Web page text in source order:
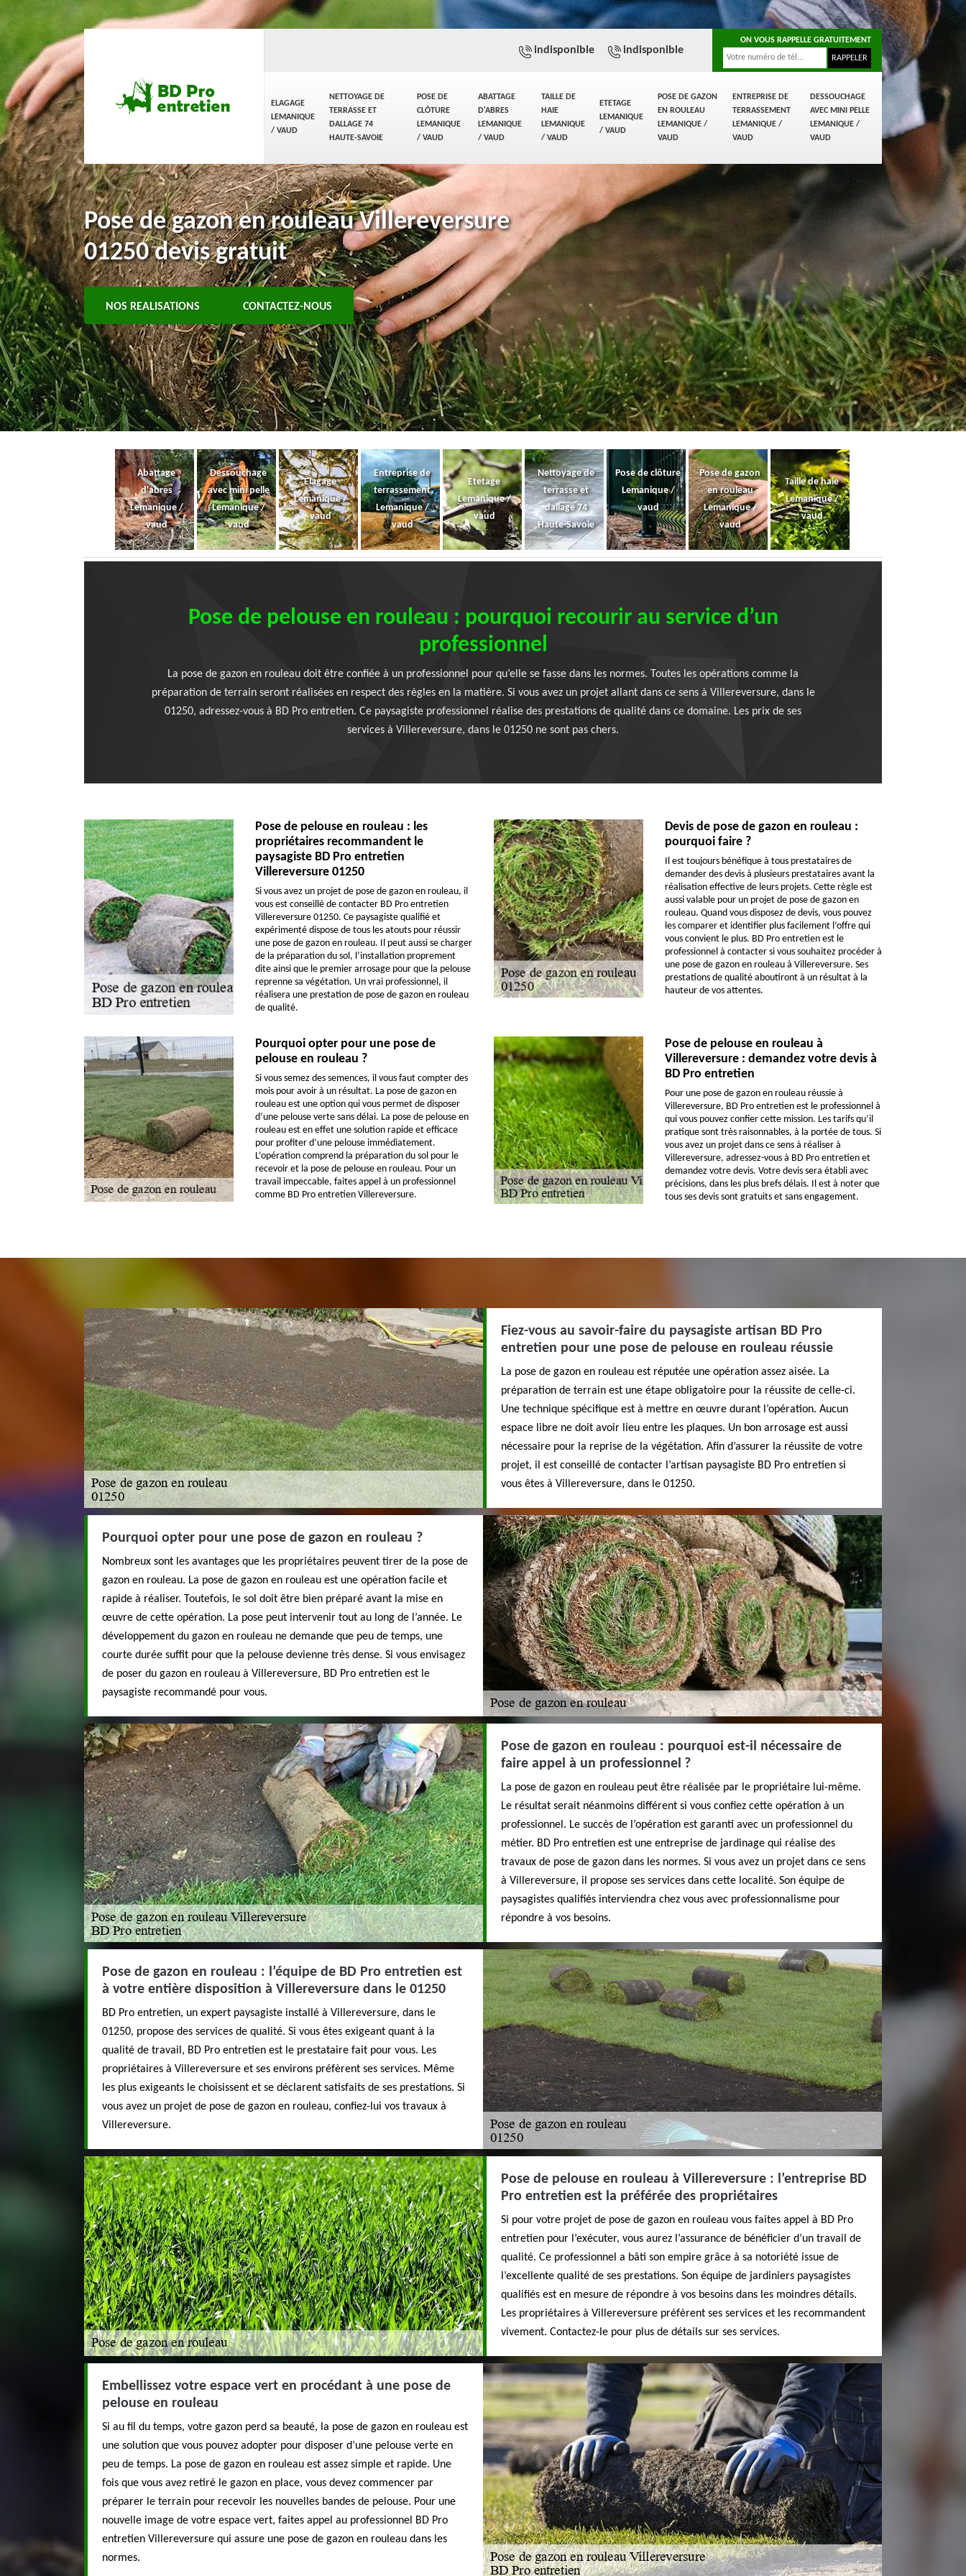
ELAGAGE
LEMANIQUE
/ VAUD
NETTOYAGE DE
TERRASSE ET
DALLAGE 74
HAUTE-SAVOIE
POSE DE
CLÔTURE
LEMANIQUE
/ VAUD
ABATTAGE
D'ABRES
LEMANIQUE
/ VAUD
TAILLE DE
HAIE
LEMANIQUE
/ VAUD
ETETAGE
LEMANIQUE
/ VAUD
POSE DE GAZON
EN ROULEAU
LEMANIQUE /
VAUD
ENTREPRISE DE
TERRASSEMENT
LEMANIQUE /
VAUD
DESSOUCHAGE
AVEC MINI PELLE
LEMANIQUE /
VAUD
indisponible indisponible
ON VOUS RAPPELLE GRATUITEMENT
Pose de gazon en rouleau Villereversure
01250 devis gratuit
NOS REALISATIONS CONTACTEZ-NOUS
Abattage
d'abres
Lemanique /
vaud
Dessouchage
avec mini pelle
Lemanique /
vaud
Elagage
Lemanique /
vaud
Entreprise de
terrassement
Lemanique /
vaud
Etetage
Lemanique /
vaud
Nettoyage de
terrasse et
dallage 74
Haute-Savoie
Pose de clôture
Lemanique /
vaud
Pose de gazon
en rouleau
Lemanique /
vaud
Taille de haie
Lemanique /
vaud
Pose de pelouse en rouleau : pourquoi recourir au service d’un
professionnel
La pose de gazon en rouleau doit être confiée à un professionnel pour qu’elle se fasse dans les normes. Toutes les opérations comme la
préparation de terrain seront réalisées en respect des règles en la matière. Si vous avez un projet allant dans ce sens à Villereversure, dans le
01250, adressez-vous à BD Pro entretien. Ce paysagiste professionnel réalise des prestations de qualité dans ce domaine. Les prix de ses
services à Villereversure, dans le 01250 ne sont pas chers.
Pose de pelouse en rouleau : les
propriétaires recommandent le
paysagiste BD Pro entretien
Villereversure 01250
Si vous avez un projet de pose de gazon en rouleau, il
vous est conseillé de contacter BD Pro entretien
Villereversure 01250. Ce paysagiste qualifié et
expérimenté dispose de tous les atouts pour réussir
une pose de gazon en rouleau. Il peut aussi se charger
de la préparation du sol, l’installation proprement
dite ainsi que le premier arrosage pour que la pelouse
reprenne sa végétation. Un vrai professionnel, il
réalisera une prestation de pose de gazon en rouleau
de qualité.
Devis de pose de gazon en rouleau :
pourquoi faire ?
Il est toujours bénéfique à tous prestataires de
demander des devis à plusieurs prestataires avant la
réalisation effective de leurs projets. Cette règle est
aussi valable pour un projet de pose de gazon en
rouleau. Quand vous disposez de devis, vous pouvez
les comparer et identifier plus facilement l’offre qui
vous convient le plus. BD Pro entretien est le
professionnel à contacter si vous souhaitez procéder à
une pose de gazon en rouleau à Villereversure. Ses
prestations de qualité aboutiront à un résultat à la
hauteur de vos attentes.
Pourquoi opter pour une pose de
pelouse en rouleau ?
Si vous semez des semences, il vous faut compter des
mois pour avoir à un résultat. La pose de gazon en
rouleau est une option qui vous permet de disposer
d’une pelouse verte sans délai. La pose de pelouse en
rouleau est en effet une solution rapide et efficace
pour profiter d’une pelouse immédiatement.
L’opération comprend la préparation du sol pour le
recevoir et la pose de pelouse en rouleau. Pour un
travail impeccable, faites appel à un professionnel
comme BD Pro entretien Villereversure.
Pose de pelouse en rouleau à
Villereversure : demandez votre devis à
BD Pro entretien
Pour une pose de gazon en rouleau réussie à
Villereversure, BD Pro entretien est le professionnel à
qui vous pouvez confier cette mission. Les tarifs qu’il
pratique sont très raisonnables, à la portée de tous. Si
vous avez un projet dans ce sens à réaliser à
Villereversure, adressez-vous à BD Pro entretien et
demandez votre devis. Votre devis sera établi avec
précisions, dans les plus brefs délais. Il est à noter que
tous ses devis sont gratuits et sans engagement.
Fiez-vous au savoir-faire du paysagiste artisan BD Pro
entretien pour une pose de pelouse en rouleau réussie
La pose de gazon en rouleau est réputée une opération assez aisée. La
préparation de terrain est une étape obligatoire pour la réussite de celle-ci.
Une technique spécifique est à mettre en œuvre durant l’opération. Aucun
espace libre ne doit avoir lieu entre les plaques. Un bon arrosage est aussi
nécessaire pour la reprise de la végétation. Afin d’assurer la réussite de votre
projet, il est conseillé de contacter l’artisan paysagiste BD Pro entretien si
vous êtes à Villereversure, dans le 01250.
Pourquoi opter pour une pose de gazon en rouleau ?
Nombreux sont les avantages que les propriétaires peuvent tirer de la pose de
gazon en rouleau. La pose de gazon en rouleau est une opération facile et
rapide à réaliser. Toutefois, le sol doit être bien préparé avant la mise en
œuvre de cette opération. La pose peut intervenir tout au long de l’année. Le
développement du gazon en rouleau ne demande que peu de temps, une
courte durée suffit pour que la pelouse devienne très dense. Si vous envisagez
de poser du gazon en rouleau à Villereversure, BD Pro entretien est le
paysagiste recommandé pour vous.
Pose de gazon en rouleau : pourquoi est-il nécessaire de
faire appel à un professionnel ?
La pose de gazon en rouleau peut être réalisée par le propriétaire lui-même.
Le résultat serait néanmoins différent si vous confiez cette opération à un
professionnel. Le succès de l’opération est garanti avec un professionnel du
métier. BD Pro entretien est une entreprise de jardinage qui réalise des
travaux de pose de gazon dans les normes. Si vous avez un projet dans ce sens
à Villereversure, il propose ses services dans cette localité. Son équipe de
paysagistes qualifiés interviendra chez vous avec professionnalisme pour
répondre à vos besoins.
Pose de gazon en rouleau : l’équipe de BD Pro entretien est
à votre entière disposition à Villereversure dans le 01250
BD Pro entretien, un expert paysagiste installé à Villereversure, dans le
01250, propose des services de qualité. Si vous êtes exigeant quant à la
qualité de travail, BD Pro entretien est le prestataire fait pour vous. Les
propriétaires à Villereversure et ses environs préfèrent ses services. Même
les plus exigeants le choisissent et se déclarent satisfaits de ses prestations. Si
vous avez un projet de pose de gazon en rouleau, confiez-lui vos travaux à
Villereversure.
Pose de pelouse en rouleau à Villereversure : l’entreprise BD
Pro entretien est la préférée des propriétaires
Si pour votre projet de pose de gazon en rouleau vous faites appel à BD Pro
entretien pour l’exécuter, vous aurez l’assurance de bénéficier d’un travail de
qualité. Ce professionnel a bâti son empire grâce à sa notoriété issue de
l’excellente qualité de ses prestations. Son équipe de jardiniers paysagistes
qualifiés est en mesure de répondre à vos besoins dans les moindres détails.
Les propriétaires à Villereversure préfèrent ses services et les recommandent
vivement. Contactez-le pour plus de détails sur ses services.
Embellissez votre espace vert en procédant à une pose de
pelouse en rouleau
Si au fil du temps, votre gazon perd sa beauté, la pose de gazon en rouleau est
une solution que vous pouvez adopter pour disposer d’une pelouse verte en
peu de temps. La pose de gazon en rouleau est assez simple et rapide. Une
fois que vous avez retiré le gazon en place, vous devez commencer par
préparer le terrain pour recevoir les nouvelles bandes de pelouse. Pour une
nouvelle image de votre espace vert, faites appel au professionnel BD Pro
entretien Villereversure qui assure une pose de gazon en rouleau dans les
normes.